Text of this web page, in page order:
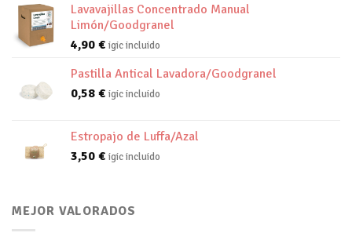
Lavavajillas Concentrado Manual
Limón/Goodgranel
4,90 € igic incluido
Pastilla Antical Lavadora/Goodgranel
0,58 € igic incluido
Estropajo de Luffa/Azal
3,50 € igic incluido
MEJOR VALORADOS